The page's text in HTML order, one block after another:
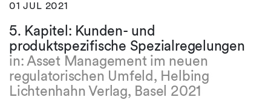
01 JUL 2021
5. Kapitel: Kunden- und
produktspezifische Spezialregelungen
in: Asset Management im neuen
regulatorischen Umfeld, Helbing
Lichtenhahn Verlag, Basel 2021